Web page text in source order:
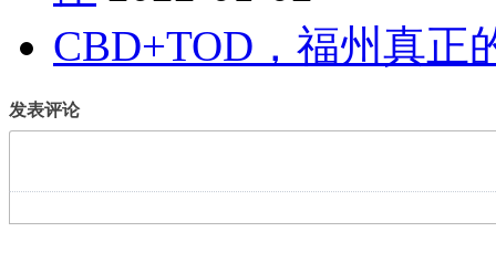
CBD+TOD，福州真正
发表评论